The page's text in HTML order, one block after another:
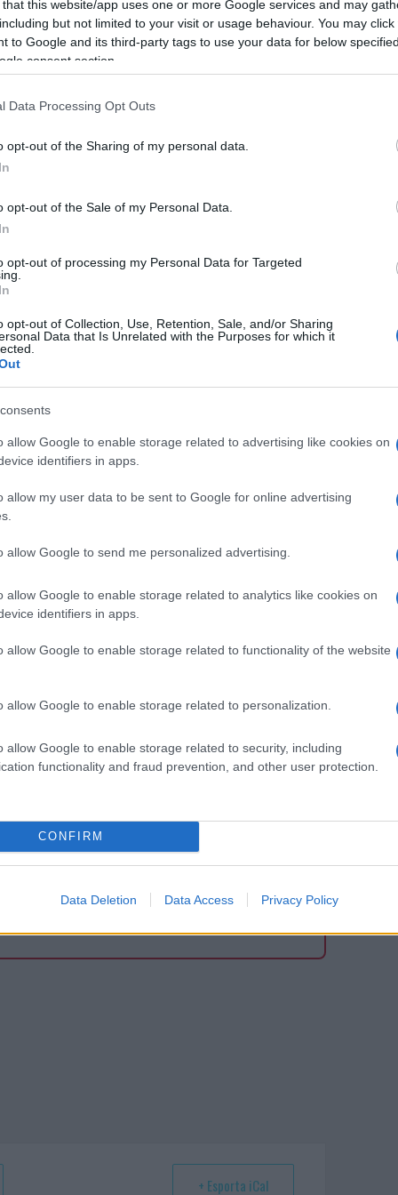
that this website/app uses one or more Google services and may
but not limited to your visit or usage behaviour. You may
to Google and its third-party tags to use your data for below
consent section.
Data Processing Opt Outs
opt-out of the Sharing of my personal data.
opt-out of the Sale of my Personal Data.
opt-out of processing my Personal Data for Targeted
opt-out of Collection, Use, Retention, Sale, and/or Sharing
Data that Is Unrelated with the Purposes for which it
allow Google to enable storage related to advertising like cookies on
identifiers in apps.
allow my user data to be sent to Google for online advertising
allow Google to send me personalized advertising.
allow Google to enable storage related to analytics like cookies on
identifiers in apps.
allow Google to enable storage related to functionality of the website
allow Google to enable storage related to personalization.
allow Google to enable storage related to security, including
functionality and fraud prevention, and other user protection.
CONFIRM
Data Deletion Data Access Privacy Policy
Aranci
del 27 dicembre prossimo a Golfo
della Tensostruttura riscaldata. Gli
di unire intere generazioni continuano a
oggi un duo formato da Strano e Thema,
ha segnato in modo indelebile gli anni
capaci di coinvolgere il pubblico. Sono
l’hanno segnata con canzoni
ancora “ o “Mary”. I Gemelli Diversi
sonorità pop e melodiche, che hanno
inno negli anni 2000. Oggi, con 1993, i
e una riflessione sul periodo che ha
un ponte fra passato e presente. Sarà
La serata ideale per le famiglie, per i
scoprire la forza dei testi e lo
dei Gemelli Diversi, organizzato
Piccinnu, è inserito nel ricco calendario
di Golfo Aranci, sempre attenta nella
capaci di unire le generazioni.
nazionali?
nella sezione
+ Esporta iCal